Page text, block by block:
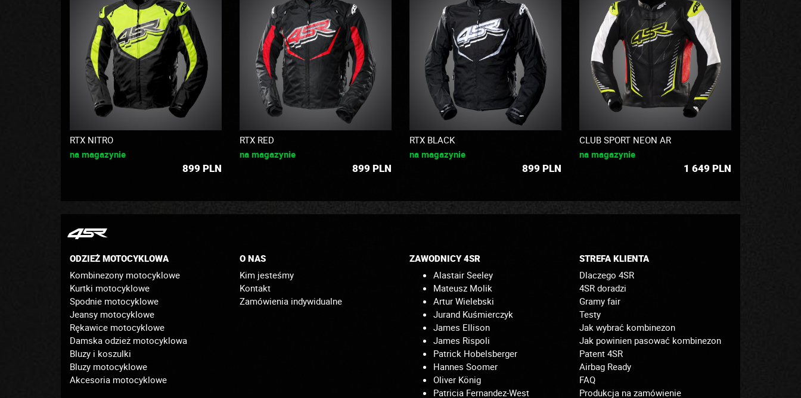
RTX NITRO
na magazynie
899 PLN
RTX RED
na magazynie
899 PLN
RTX BLACK
na magazynie
899 PLN
CLUB SPORT NEON AR
na magazynie
1 649 PLN
ODZIEŻ MOTOCYKLOWA
Kombinezony motocyklowe
Kurtki motocyklowe
Spodnie motocyklowe
Jeansy motocyklowe
Rękawice motocyklowe
Damska odzież motocyklowa
Bluzy i koszulki
Bluzy motocyklowe
Akcesoria motocyklowe
O NAS
Kim jesteśmy
Kontakt
Zamówienia indywidualne
ZAWODNICY 4SR
Alastair Seeley
Mateusz Molik
Artur Wielebski
Jurand Kuśmierczyk
James Ellison
James Rispoli
Patrick Hobelsberger
Hannes Soomer
Oliver König
Patricia Fernandez-West
STREFA KLIENTA
Dlaczego 4SR
4SR doradzi
Gramy fair
Testy
Jak wybrać kombinezon
Jak powinien pasować kombinezon
Patent 4SR
Airbag Ready
FAQ
Produkcja na zamówienie